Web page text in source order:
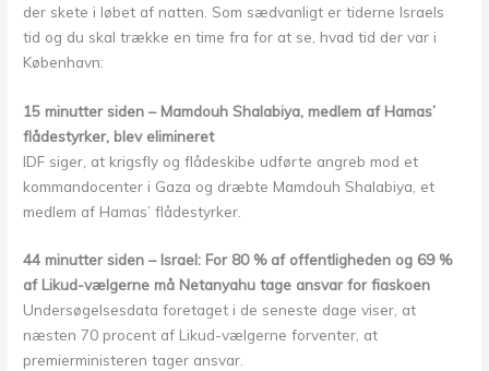
der skete i løbet af natten. Som sædvanligt er tiderne Israels
tid og du skal trække en time fra for at se, hvad tid der var i
København:
15 minutter siden – Mamdouh Shalabiya, medlem af Hamas’
flådestyrker, blev elimineret
IDF siger, at krigsfly og flådeskibe udførte angreb mod et
kommandocenter i Gaza og dræbte Mamdouh Shalabiya, et
medlem af Hamas’ flådestyrker.
44 minutter siden – Israel: For 80 % af offentligheden og 69 %
af Likud-vælgerne må Netanyahu tage ansvar for fiaskoen
Undersøgelsesdata foretaget i de seneste dage viser, at
næsten 70 procent af Likud-vælgerne forventer, at
premierministeren tager ansvar.